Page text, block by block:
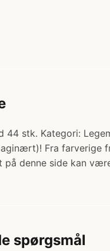
44 stk. Kategori:
Fra farverige
på denne side kan
spørgsmål